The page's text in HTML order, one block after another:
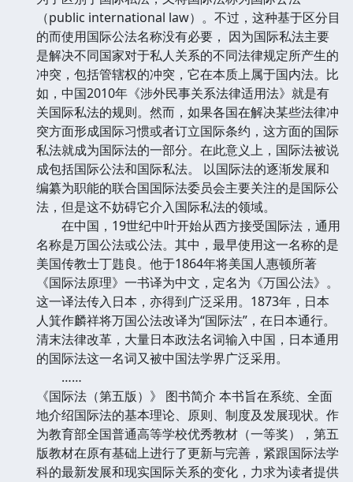
（public international law）。不过，这种基于区分目
的而使用国际公法名称没有必要， 因为国际私法主要
是解决不同国家对于私人关系的不同法律规定所产生的
冲突，包括管辖权的冲突，它在本质上属于国内法。比
如，中国2010年《涉外民事关系法律适用法》就是有
关国际私法的规则。然而，如果各国在解决某些法律冲
突方面形成国际习惯或者订立国际条约，这方面的国际
私法就成为国际法的一部分。在此意义上，国际法被说
成包括国际公法和国际私法。 以国际法的逐渐发展和
编纂为职能的联合国国际法委员会主要关注的是国际公
法，但是这不妨碍它介入国际私法的领域。
在中国，19世纪中叶开始从西方接受国际法，通用
名称是万国公法或公法。其中，最早使用这一名称的是
美国传教士丁韪良。他于1864年将美国人惠顿所著
《国际法原理》一书译为中文，定名为《万国公法》。
这一译法传入日本，亦得到广泛采用。1873年，日本
人箕作麟祥将万国公法改译为“国际法”，在日本通行。
清末法律改革，大量日本政法名词输入中国，日本通用
的国际法这一名词又被中国法学界广泛采用。
……
《国际法（第五版）》 图书简介 本书旨在系统、全面
地介绍国际法的基本理论、原则、制度及发展现状。作
为教育部全国普通高等学校优秀教材（一等奖），第五
版教材在原有基础上进行了更新与完善，紧跟国际法学
科的最新发展和现实国际关系的变化，力求为读者提供